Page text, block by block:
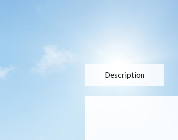
Description